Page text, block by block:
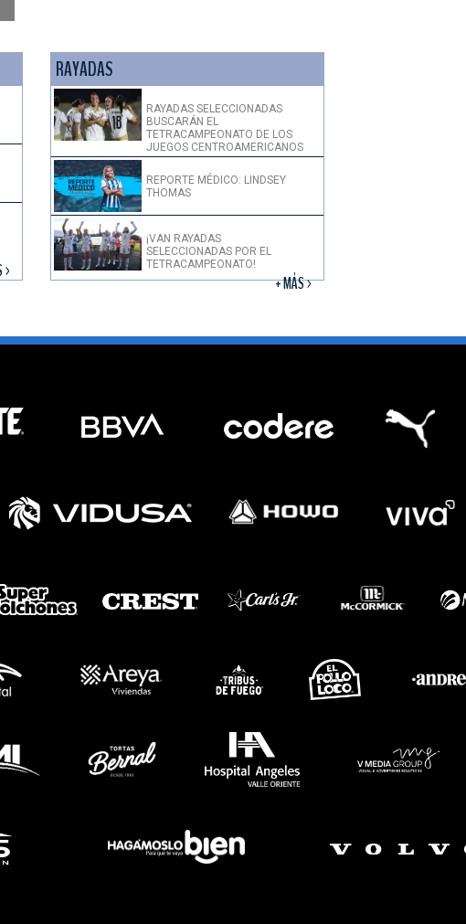
>
RAYADAS
RAYADAS SELECCIONADAS
BUSCARÁN EL
TETRACAMPEONATO DE LOS
JUEGOS CENTROAMERICANOS
REPORTE MÉDICO: LINDSEY
THOMAS
¡VAN RAYADAS
SELECCIONADAS POR EL
TETRACAMPEONATO!
+ MÁS >